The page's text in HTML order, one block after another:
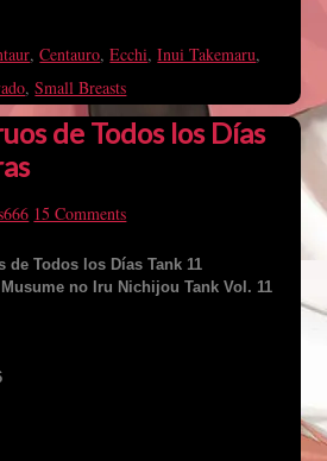
,Centauro,Ecchi,Inui Takemaru,
,Small Breasts
de Todos los Días
15 Comments
Todos los Días Tank 11
no Iru Nichijou Tank Vol. 11